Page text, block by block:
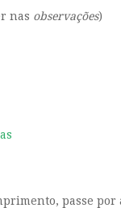
nas observações)
passe por